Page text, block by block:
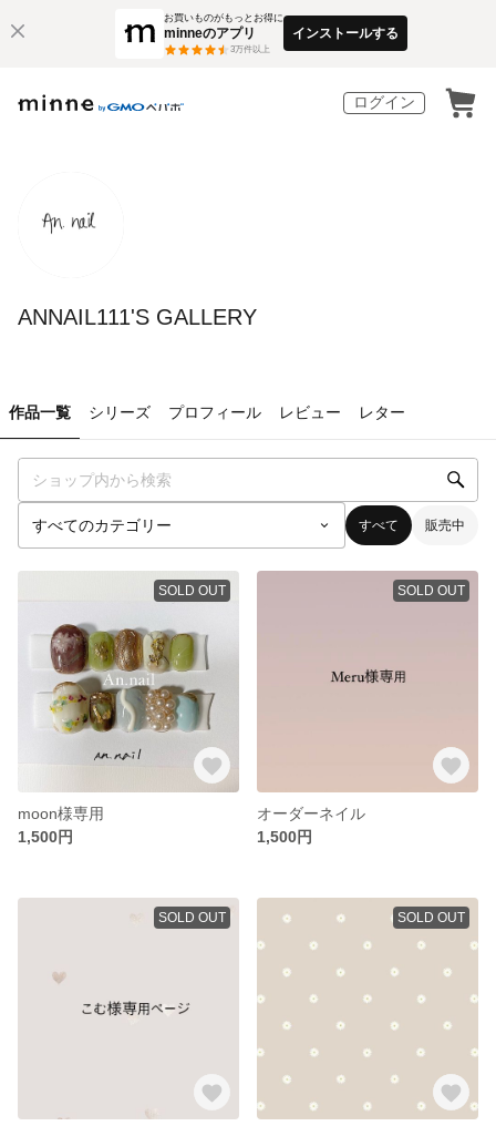
お買いものがもっとお得に
minneのアプリ
3万件以上
インストールする
ログイン
ANNAIL111'S GALLERY
作品一覧 シリーズ プロフィール レビュー レター
すべて 販売中
SOLD OUT
moon様専用
1,500円
SOLD OUT
オーダーネイル
1,500円
SOLD OUT SOLD OUT